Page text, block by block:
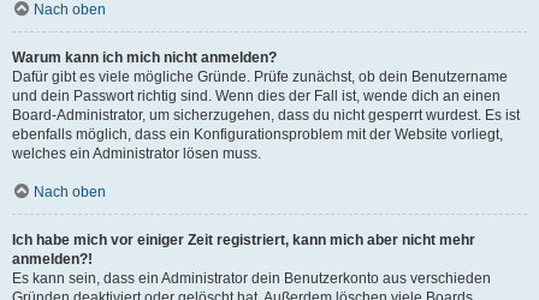
Nach oben
Warum kann ich mich nicht anmelden?
Dafür gibt es viele mögliche Gründe. Prüfe zunächst, ob dein Benutzername
und dein Passwort richtig sind. Wenn dies der Fall ist, wende dich an einen
Board-Administrator, um sicherzugehen, dass du nicht gesperrt wurdest. Es ist
ebenfalls möglich, dass ein Konfigurationsproblem mit der Website vorliegt,
welches ein Administrator lösen muss.
Nach oben
Ich habe mich vor einiger Zeit registriert, kann mich aber nicht mehr
anmelden?!
Es kann sein, dass ein Administrator dein Benutzerkonto aus verschieden